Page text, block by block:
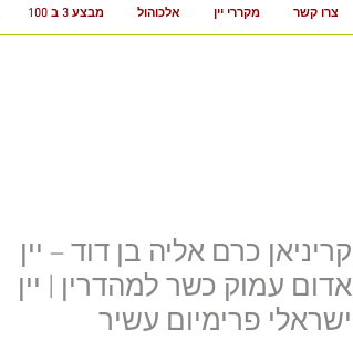
מבצע 3 ב 100 אלכוהול מקררי יין צרו קשר
קריניאן כרם אליה בן דוד – יין
אדום עמוק כשר למהדרין | יין
ישראלי פרימיום עשיר